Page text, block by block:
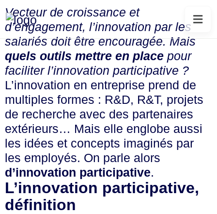
Vecteur de croissance et
d’engagement, l’innovation par les
salariés doit être encouragée. Mais
quels outils mettre en place pour
faciliter l’innovation participative ?
L’innovation en entreprise prend de
multiples formes : R&D, R&T, projets
de recherche avec des partenaires
extérieurs… Mais elle englobe aussi
les idées et concepts imaginés par
les employés. On parle alors
d’innovation participative.
L’innovation participative,
définition